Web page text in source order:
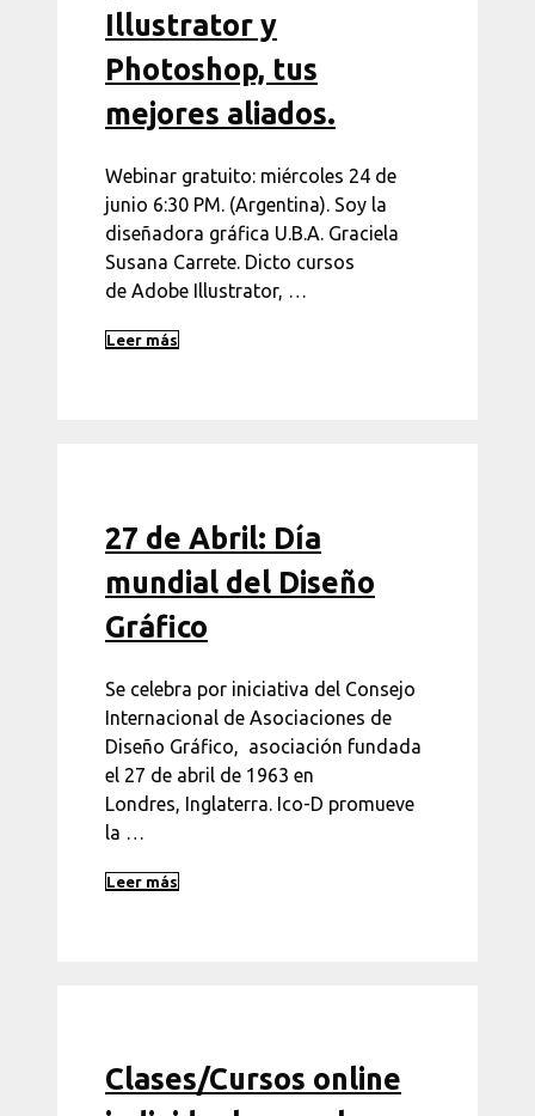
Illustrator y
Photoshop, tus
mejores aliados.
Webinar gratuito: miércoles 24 de
junio 6:30 PM. (Argentina). Soy la
diseñadora gráfica U.B.A. Graciela
Susana Carrete. Dicto cursos
de Adobe Illustrator, …
Leer más
27 de Abril: Día
mundial del Diseño
Gráfico
Se celebra por iniciativa del Consejo
Internacional de Asociaciones de
Diseño Gráfico, ​ asociación fundada
el 27 de abril de 1963 en
Londres, Inglaterra. Ico-D promueve
la …
Leer más
Clases/Cursos online